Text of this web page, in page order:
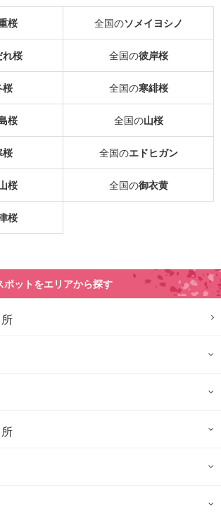
桜 全国のソメイヨシノ
れ桜 全国の彼岸桜
桜 全国の寒緋桜
桜 全国の山桜
桜 全国のエドヒガン
桜 全国の御衣黄
桜
ポットをエリアから探す